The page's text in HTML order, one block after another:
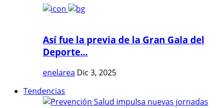
Así fue la previa de la Gran Gala del
Deporte...
enelarea Dic 3, 2025
Tendencias